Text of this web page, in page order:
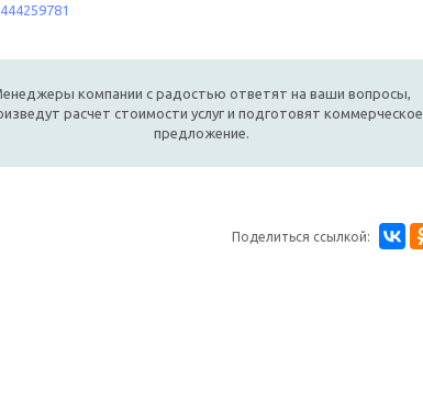
компании с радостью ответят на ваши вопросы,
расчет стоимости услуг и подготовят коммерческое
предложение.
Поделиться ссылкой: